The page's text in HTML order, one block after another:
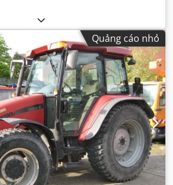
Quảng cáo nhỏ